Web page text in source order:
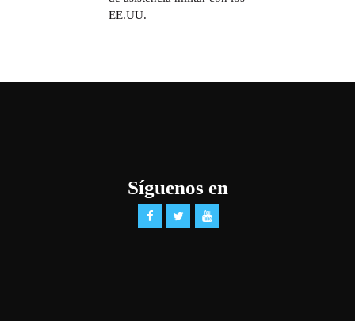
EE.UU.
Síguenos en